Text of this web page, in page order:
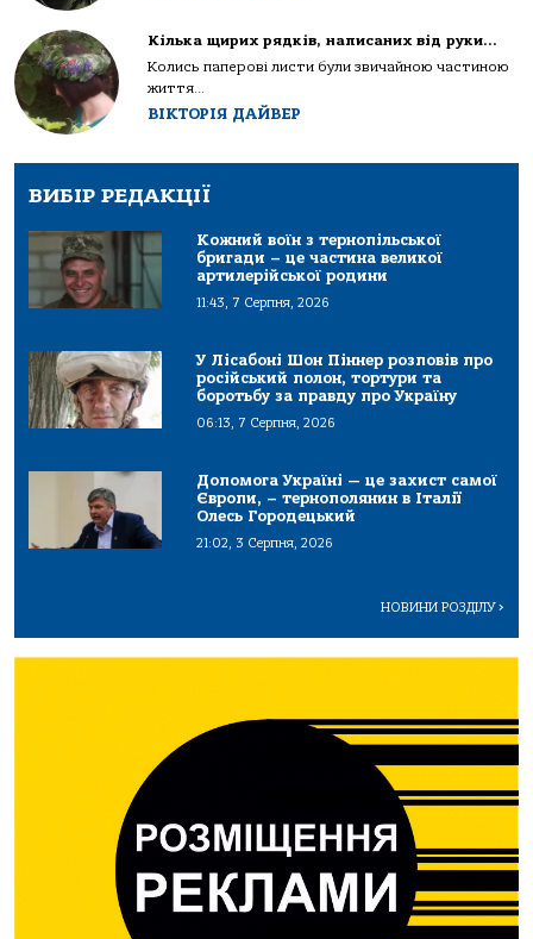
Кілька щирих рядків, написаних від руки…
Колись паперові листи були звичайною частиною
життя...
ВІКТОРІЯ ДАЙВЕР
ВИБІР РЕДАКЦІЇ
Кожний воїн з тернопільської
бригади – це частина великої
артилерійської родини
11:43, 7 Серпня, 2026
У Лісабоні Шон Піннер розповів про
російський полон, тортури та
боротьбу за правду про Україну
06:13, 7 Серпня, 2026
Допомога Україні — це захист самої
Європи, – тернополянин в Італії
Олесь Городецький
21:02, 3 Серпня, 2026
НОВИНИ РОЗДІЛУ>